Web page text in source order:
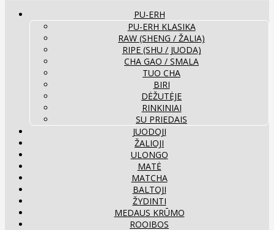
PU-ERH
PU-ERH KLASIKA
RAW (SHENG / ŽALIA)
RIPE (SHU / JUODA)
CHA GAO / SMALA
TUO CHA
BIRI
DĖŽUTĖJE
RINKINIAI
SU PRIEDAIS
JUODOJI
ŽALIOJI
ULONGO
MATĖ
MATCHA
BALTOJI
ŽYDINTI
MEDAUS KRŪMO
ROOIBOS